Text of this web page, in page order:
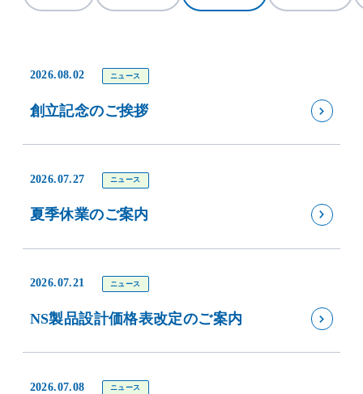
2026.08.02 ニュース
創立記念のご挨拶
2026.07.27 ニュース
夏季休業のご案内
2026.07.21 ニュース
NS製品設計価格表改定のご案内
2026.07.08 ニュース